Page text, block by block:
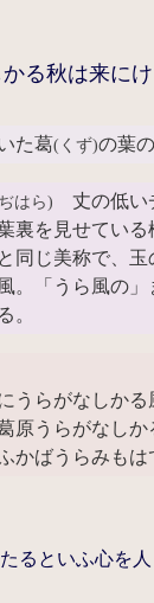
る秋は来にけ
た葛(くず)の葉
はら) 丈の低い
裏を見せてい
同じ美称で、
「うら風の」
。
うらがなしか
原うらがなし
かばうらみも
るといふ心を